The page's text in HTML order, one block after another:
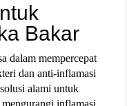
Bakar
dalam mempercepat
dan anti-inflamasi
alami untuk
inflamasi